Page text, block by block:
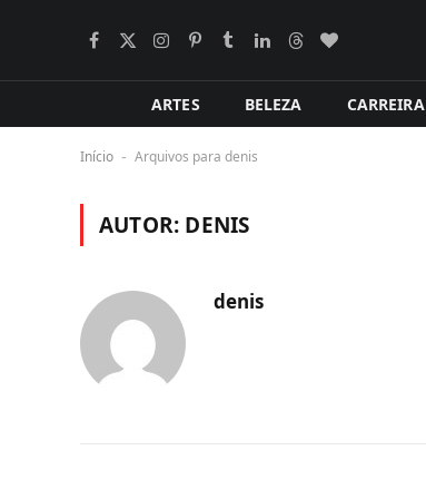
Facebook
X
Instagram
Pinterest
TumblrLinkedIn
TópicosBlogLovin
ARTES BELEZA CARREIRA
Início - Arquivos para denis
AUTOR: DENIS
denis